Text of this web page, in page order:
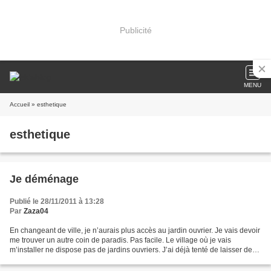
Publicité
MENU
Accueil » esthetique
esthetique
Je déménage
Publié le 28/11/2011 à 13:28
Par Zaza04
En changeant de ville, je n’aurais plus accès au jardin ouvrier. Je vais devoir
me trouver un autre coin de paradis. Pas facile. Le village où je vais
m’installer ne dispose pas de jardins ouvriers. J’ai déjà tenté de laisser des